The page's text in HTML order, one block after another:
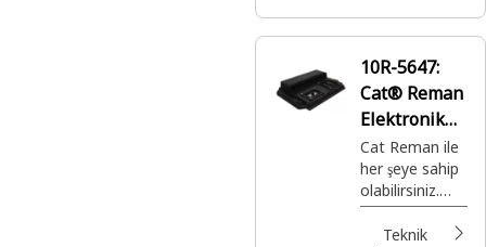
garanti ile
derece uygun
fiyatlı, en iyi
üretime sahip
Cat® parçalar.
10R-5647:
Cat® Reman
Elektronik
Kontrol
Modülü
(ECM)
Cat Reman ile
her şeye sahip
olabilirsiniz.
Doğru
zamanda ve
Teknik